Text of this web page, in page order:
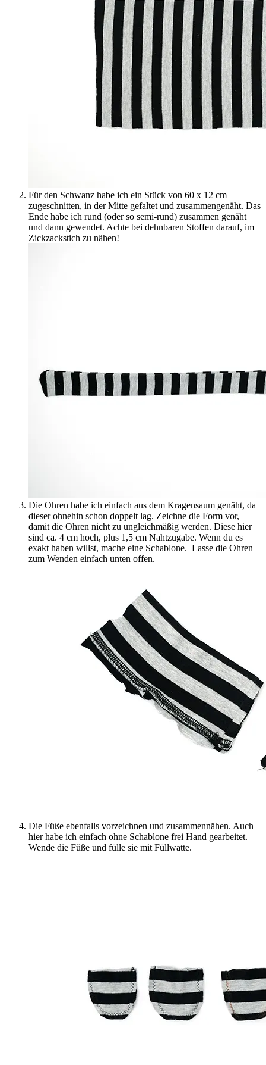
Für den Schwanz habe ich ein Stück von 60 x 12 cm
zugeschnitten, in der Mitte gefaltet und zusammengenäht. Das
Ende habe ich rund (oder so semi-rund) zusammen genäht
und dann gewendet. Achte bei dehnbaren Stoffen darauf, im
Zickzackstich zu nähen!
Die Ohren habe ich einfach aus dem Kragensaum genäht, da
dieser ohnehin schon doppelt lag. Zeichne die Form vor,
damit die Ohren nicht zu ungleichmäßig werden. Diese hier
sind ca. 4 cm hoch, plus 1,5 cm Nahtzugabe. Wenn du es
exakt haben willst, mache eine Schablone. Lasse die Ohren
zum Wenden einfach unten offen.
Die Füße ebenfalls vorzeichnen und zusammennähen. Auch
hier habe ich einfach ohne Schablone frei Hand gearbeitet.
Wende die Füße und fülle sie mit Füllwatte.